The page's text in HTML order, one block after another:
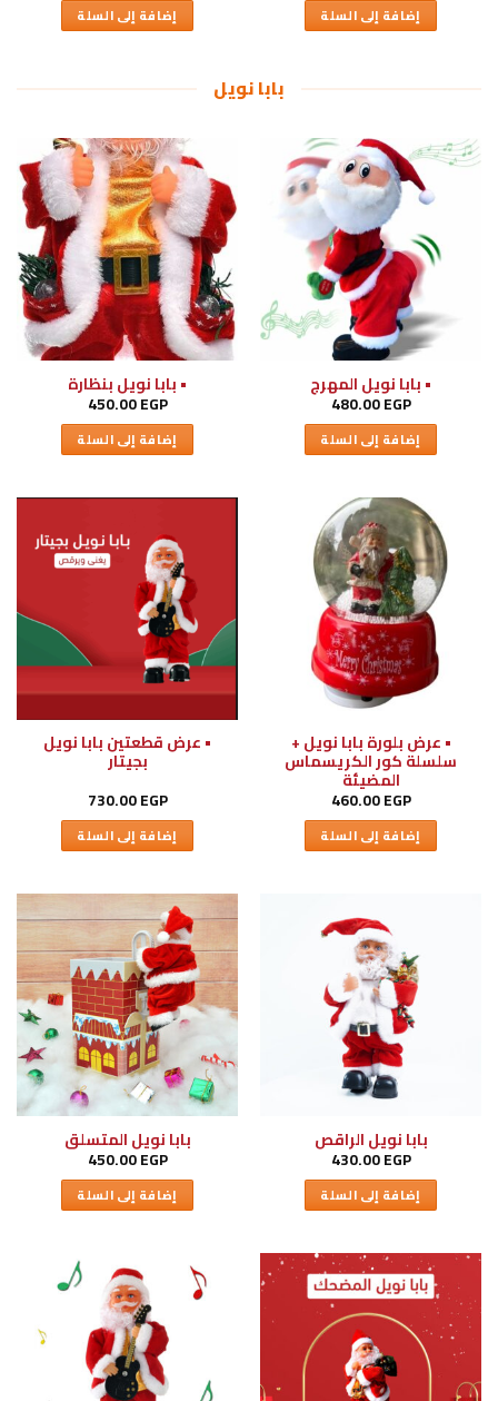
إضافة إلى السلة إضافة إلى السلة
بابا نويل
• بابا نويل المهرج
480.00EGP
إضافة إلى السلة
• بابا نويل بنظارة
450.00EGP
إضافة إلى السلة
• عرض بلورة بابا نويل +
سلسلة كور الكريسماس
المضيئة
460.00EGP
إضافة إلى السلة
• عرض قطعتين بابا نويل
بجيتار
730.00EGP
إضافة إلى السلة
بابا نويل الراقص
430.00EGP
إضافة إلى السلة
بابا نويل المتسلق
450.00EGP
إضافة إلى السلة